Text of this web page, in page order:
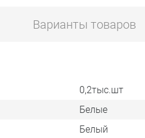
Варианты товаров
0,2тыс.шт
Белые
Белый